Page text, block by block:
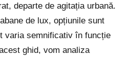
departe de agitația urbană.
de lux, opțiunile sunt
varia semnificativ în funcție
ghid, vom analiza